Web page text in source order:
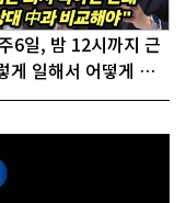
6일, 밤 12시까지 근
게 일해서 어떻게 경
반문하더라"